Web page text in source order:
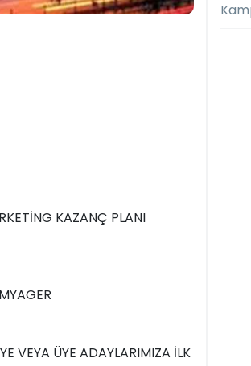
KAZANÇ PLANI
VEYA ÜYE ADAYLARIMIZA İLK